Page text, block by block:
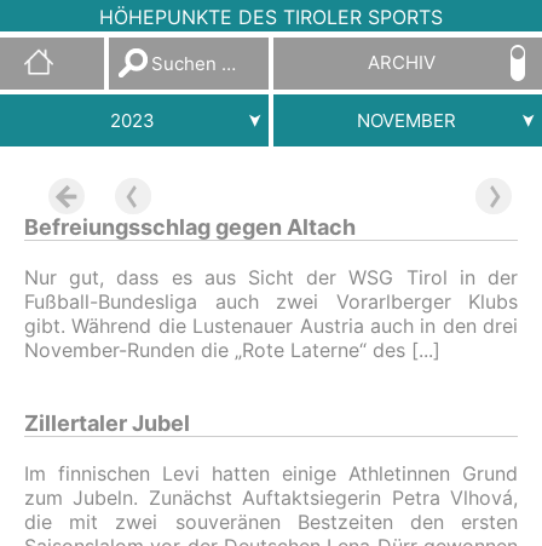
HÖHEPUNKTE DES TIROLER SPORTS
Suchen
nach:
ARCHIV
2023 NOVEMBER
Befreiungsschlag gegen Altach
Nur gut, dass es aus Sicht der WSG Tirol in der
Fußball-Bundesliga auch zwei Vorarlberger Klubs
gibt. Während die Lustenauer Austria auch in den drei
November-Runden die „Rote Laterne“ des
Zillertaler Jubel
Im finnischen Levi hatten einige Athletinnen Grund
zum Jubeln. Zunächst Auftaktsiegerin Petra Vlhová,
die mit zwei souveränen Bestzeiten den ersten